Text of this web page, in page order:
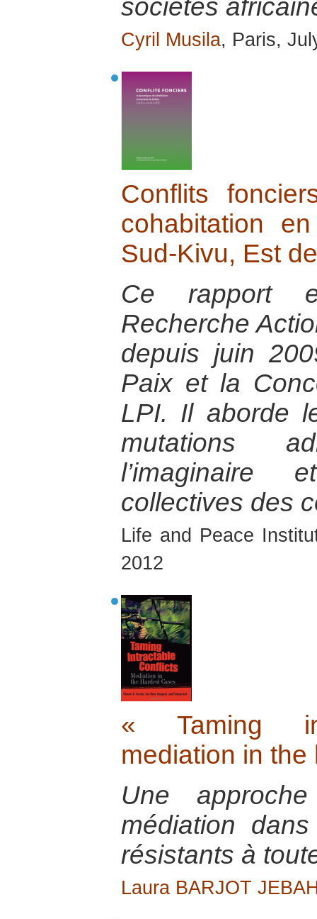
sociétés
Cyril Musila, Paris,
Conflits
cohabitation
Sud-Kivu, Est
Ce rapport
Recherche
depuis juin
Paix et la
LPI. Il aborde
mutations
l’imaginaire
collectives des
Life and Peace
2012
« Taming
mediation in
Une
médiation
résistants à
Laura BARJOT